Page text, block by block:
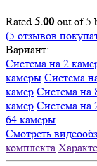
Rated 5.00 out of 5
(5 отзывов
Вариант:
Система на 2
камеры Система
камер Система на
камер Система на
64 камеры
Смотреть
комплекта